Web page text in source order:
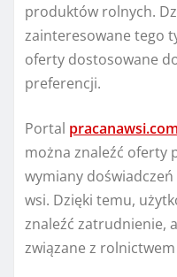
produktów rolnych.
zainteresowane tego
oferty dostosowane
preferencji.
Portal pracanawsi.com
można znaleźć oferty
wymiany
wsi. Dzięki temu,
znaleźć zatrudnienie,
związane z